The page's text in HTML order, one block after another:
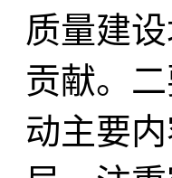
质量建
贡献。
动主要